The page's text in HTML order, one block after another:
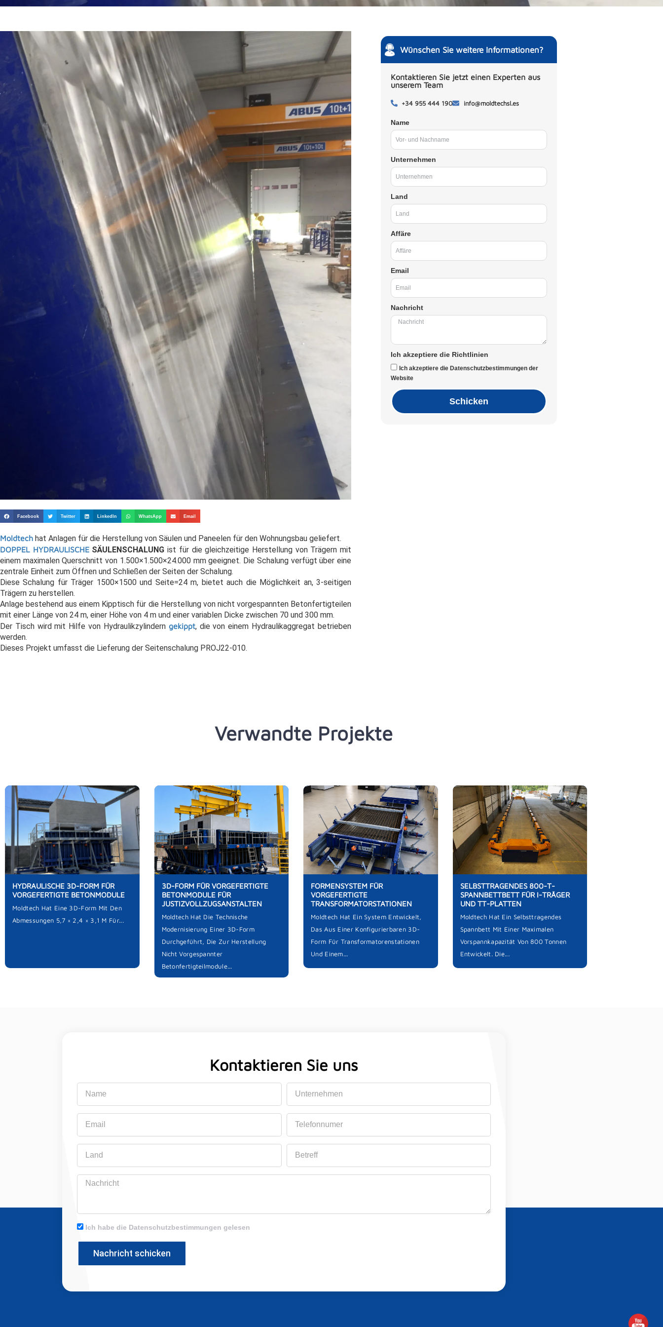
Facebook Twitter LinkedIn WhatsApp Email
Moldtech hat Anlagen für die Herstellung von Säulen und Paneelen für den Wohnungsbau geliefert.
DOPPEL HYDRAULISCHE SÄULENSCHALUNGist für die gleichzeitige Herstellung von Trägern mit
einem maximalen Querschnitt von 1.500×1.500×24.000 mm geeignet. Die Schalung verfügt über eine
zentrale Einheit zum Öffnen und Schließen der Seiten der Schalung.
Diese Schalung für Träger 1500×1500 und Seite=24 m, bietet auch die Möglichkeit an, 3-seitigen
Trägern zu herstellen.
Anlage bestehend aus einem Kipptisch für die Herstellung von nicht vorgespannten Betonfertigteilen
mit einer Länge von 24 m, einer Höhe von 4 m und einer variablen Dicke zwischen 70 und 300 mm.
Der Tisch wird mit Hilfe von Hydraulikzylindern gekippt, die von einem Hydraulikaggregat betrieben
werden.
Dieses Projekt umfasst die Lieferung der Seitenschalung PROJ22-010.
Wünschen Sie weitere Informationen?
Kontaktieren Sie jetzt einen Experten aus
unserem Team
+34 955 444 190 info@moldtechsl.es
Name
Unternehmen
Land
Affäre
Email
Nachricht
Ich akzeptiere die Richtlinien
Ich akzeptiere die Datenschutzbestimmungen der
Website
Schicken
Verwandte Projekte
HYDRAULISCHE 3D-FORM FÜR
VORGEFERTIGTE BETONMODULE
Moldtech Hat Eine 3D-Form Mit Den
Abmessungen 5,7 × 2,4 × 3,1 M Für...
3D-FORM FÜR VORGEFERTIGTE
BETONMODULE FÜR
JUSTIZVOLLZUGSANSTALTEN
Moldtech Hat Die Technische
Modernisierung Einer 3D-Form
Durchgeführt, Die Zur Herstellung
Nicht Vorgespannter
Betonfertigteilmodule...
FORMENSYSTEM FÜR
VORGEFERTIGTE
TRANSFORMATORSTATIONEN
Moldtech Hat Ein System Entwickelt,
Das Aus Einer Konfigurierbaren 3D-
Form Für Transformatorenstationen
Und Einem...
SELBSTTRAGENDES 800-T-
SPANNBETTBETT FÜR I-TRÄGER
UND TT-PLATTEN
Moldtech Hat Ein Selbsttragendes
Spannbett Mit Einer Maximalen
Vorspannkapazität Von 800 Tonnen
Entwickelt. Die...
Kontaktieren Sie uns
Nachricht
Ich habe die Datenschutzbestimmungen gelesen
Nachricht schicken